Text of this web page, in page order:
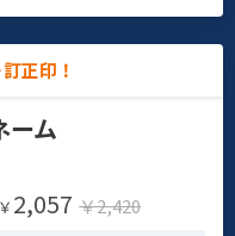
正印！
ーム
￥ 2,057 ￥2,420